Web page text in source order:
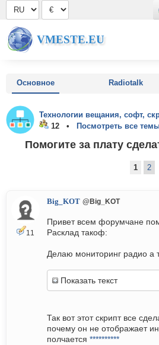
VMESTE.EU
Основное Radiotalk
Технологии вещания, софт,
12 •
Посмотреть все
Помогите за плату
1 2
11
Big_KOT @Big_KOT
Привет всем форумчане
Расклад такоф:
Делаю мониторинг радио а
Показать текст
Так вот этот скрипт все
почему он не отображает
полчается **********